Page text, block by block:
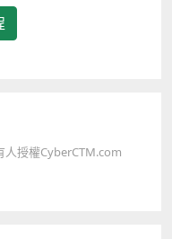
授權CyberCTM.com